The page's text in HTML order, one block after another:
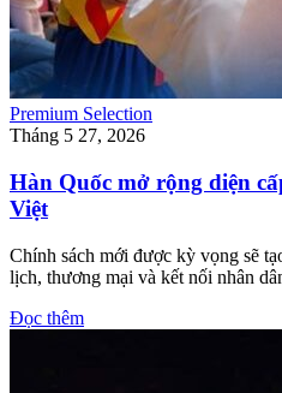
Premium Selection
Tháng 5 27, 2026
Hàn Quốc mở rộng diện
Việt
Chính sách mới được kỳ vọng sẽ
lịch, thương mại và kết nối nhân
Đọc thêm